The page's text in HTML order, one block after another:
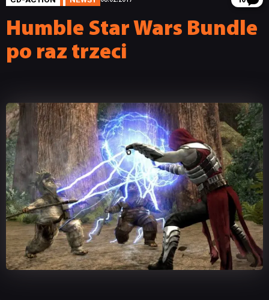
Humble Star Wars Bundle
po raz trzeci